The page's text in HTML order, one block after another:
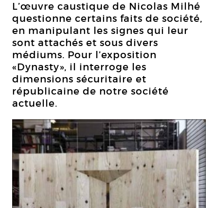
L’œuvre caustique de Nicolas Milhé
questionne certains faits de société,
en manipulant les signes qui leur
sont attachés et sous divers
médiums. Pour l’exposition
«Dynasty», il interroge les
dimensions sécuritaire et
républicaine de notre société
actuelle.